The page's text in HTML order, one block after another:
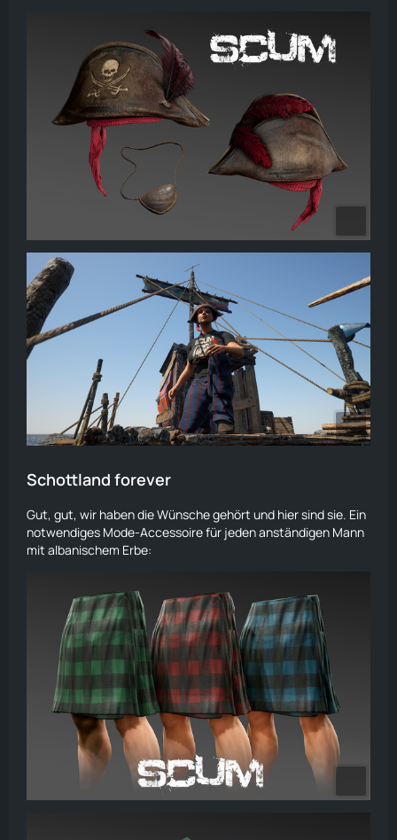
Schottland forever
Gut, gut, wir haben die Wünsche gehört und hier sind sie. Ein
notwendiges Mode-Accessoire für jeden anständigen Mann
mit albanischem Erbe: